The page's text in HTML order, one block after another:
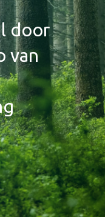
door
van